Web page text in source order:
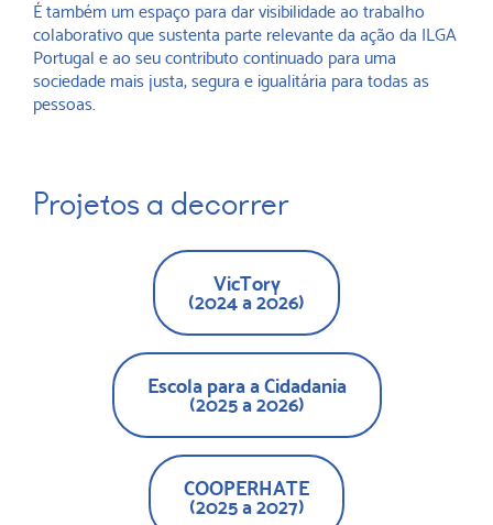
É também um espaço para dar visibilidade ao trabalho
colaborativo que sustenta parte relevante da ação da ILGA
Portugal e ao seu contributo continuado para uma
sociedade mais justa, segura e igualitária para todas as
pessoas.
Projetos a decorrer
VicTory
(2024 a 2026)
Escola para a Cidadania
(2025 a 2026)
COOPERHATE
(2025 a 2027)